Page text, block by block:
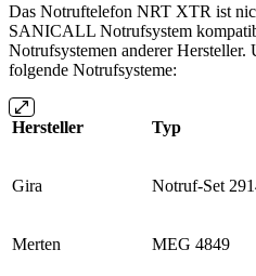
Das Notruftelefon NRT XTR ist
SANICALL Notrufsystem
Notrufsystemen anderer Hersteller.
folgende Notrufsysteme:
Hersteller Typ
Gira Notruf-Set
Merten MEG 4849